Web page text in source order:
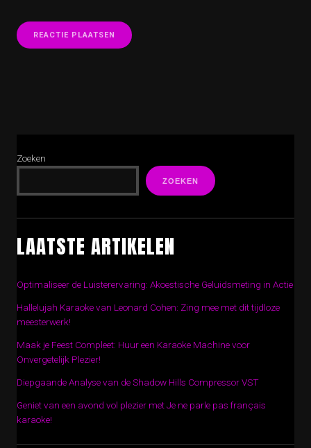
Zoeken
ZOEKEN
LAATSTE ARTIKELEN
Optimaliseer de Luisterervaring: Akoestische Geluidsmeting in Actie
Hallelujah Karaoke van Leonard Cohen: Zing mee met dit tijdloze
meesterwerk!
Maak je Feest Compleet: Huur een Karaoke Machine voor
Onvergetelijk Plezier!
Diepgaande Analyse van de Shadow Hills Compressor VST
Geniet van een avond vol plezier met Je ne parle pas français
karaoke!